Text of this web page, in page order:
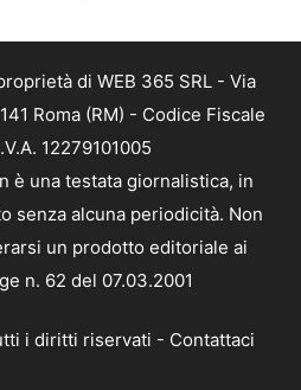
di WEB 365 SRL - Via
Roma (RM) - Codice Fiscale
12279101005
è una testata giornalistica, in
senza alcuna periodicità. Non
un prodotto editoriale ai
n. 62 del 07.03.2001
i diritti riservati - Contattaci